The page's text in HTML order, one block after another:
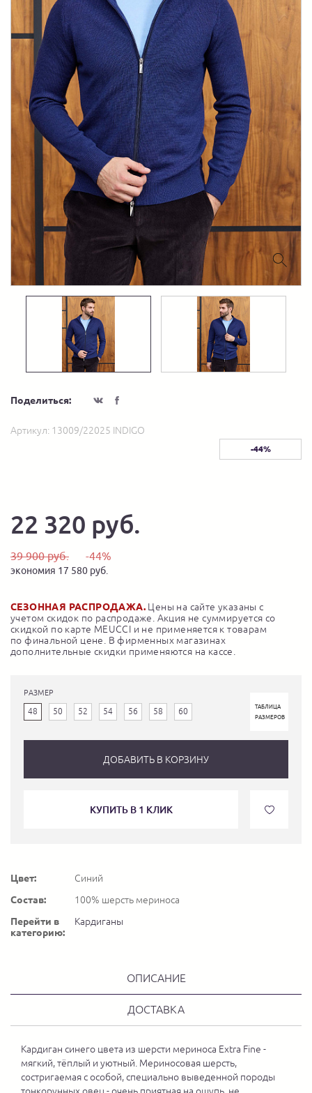
Поделиться:
Артикул: 13009/22025 INDIGO
-44%
22 320 руб.
39 900 руб. -44%
экономия 17 580 руб.
СЕЗОННАЯ РАСПРОДАЖА. Цены на сайте указаны с
учетом скидок по распродаже. Акция не суммируется со
скидкой по карте MEUCCI и не применяется к товарам
по финальной цене. В фирменных магазинах
дополнительные скидки применяются на кассе.
РАЗМЕР
48 50 52 54 56 58 60
ТАБЛИЦА
РАЗМЕРОВ
ДОБАВИТЬ В КОРЗИНУ
КУПИТЬ В 1 КЛИК
Цвет:
Синий
Состав:
100% шерсть мериноса
Перейти в
категорию:
Кардиганы
ОПИСАНИЕ
ДОСТАВКА
Кардиган синего цвета из шерсти мериноса Extra Fine -
мягкий, тёплый и уютный. Мериносовая шерсть,
состригаемая с особой, специально выведенной породы